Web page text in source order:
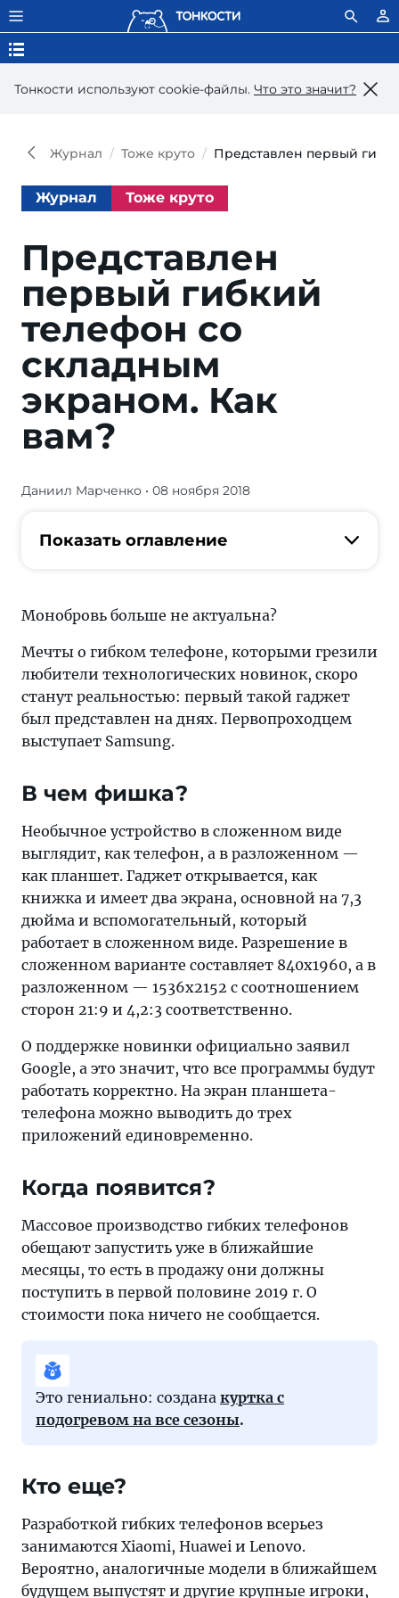
Тонкости используют сookie-файлы. Что это значит?
Журнал Тоже круто Представлен первый
Журнал Тоже круто
Представлен
первый гибкий
телефон со
складным
экраном. Как
вам?
Монобровь
гибком
телефоне,
которыми
грезили
любители
технологических
скоро
станут
реальностью:
первый
такой
гаджет
был
представлен
на
днях.
В
фишка?
Даниил Марченко • 08 ноября 2018
Показать оглавление
Монобровь больше не актуальна?
Мечты о гибком телефоне, которыми грезили
любители технологических новинок, скоро
станут реальностью: первый такой гаджет
был представлен на днях. Первопроходцем
выступает Samsung.
В чем фишка?
Необычное устройство в сложенном виде
выглядит, как телефон, а в разложенном —
как планшет. Гаджет открывается, как
книжка и имеет два экрана, основной на 7,3
дюйма и вспомогательный, который
работает в сложенном виде. Разрешение в
сложенном варианте составляет 840х1960, а в
разложенном — 1536х2152 с соотношением
сторон 21:9 и 4,2:3 соответственно.
О поддержке новинки официально заявил
Google, а это значит, что все программы будут
работать корректно. На экран планшета-
телефона можно выводить до трех
приложений единовременно.
Когда появится?
Массовое производство гибких телефонов
обещают запустить уже в ближайшие
месяцы, то есть в продажу они должны
поступить в первой половине 2019 г. О
стоимости пока ничего не сообщается.
Это гениально: создана куртка с
подогревом на все сезоны.
Кто еще?
Разработкой гибких телефонов всерьез
занимаются Xiaomi, Huawei и Lenovo.
Вероятно, аналогичные модели в ближайшем
будущем выпустят и другие крупные игроки,